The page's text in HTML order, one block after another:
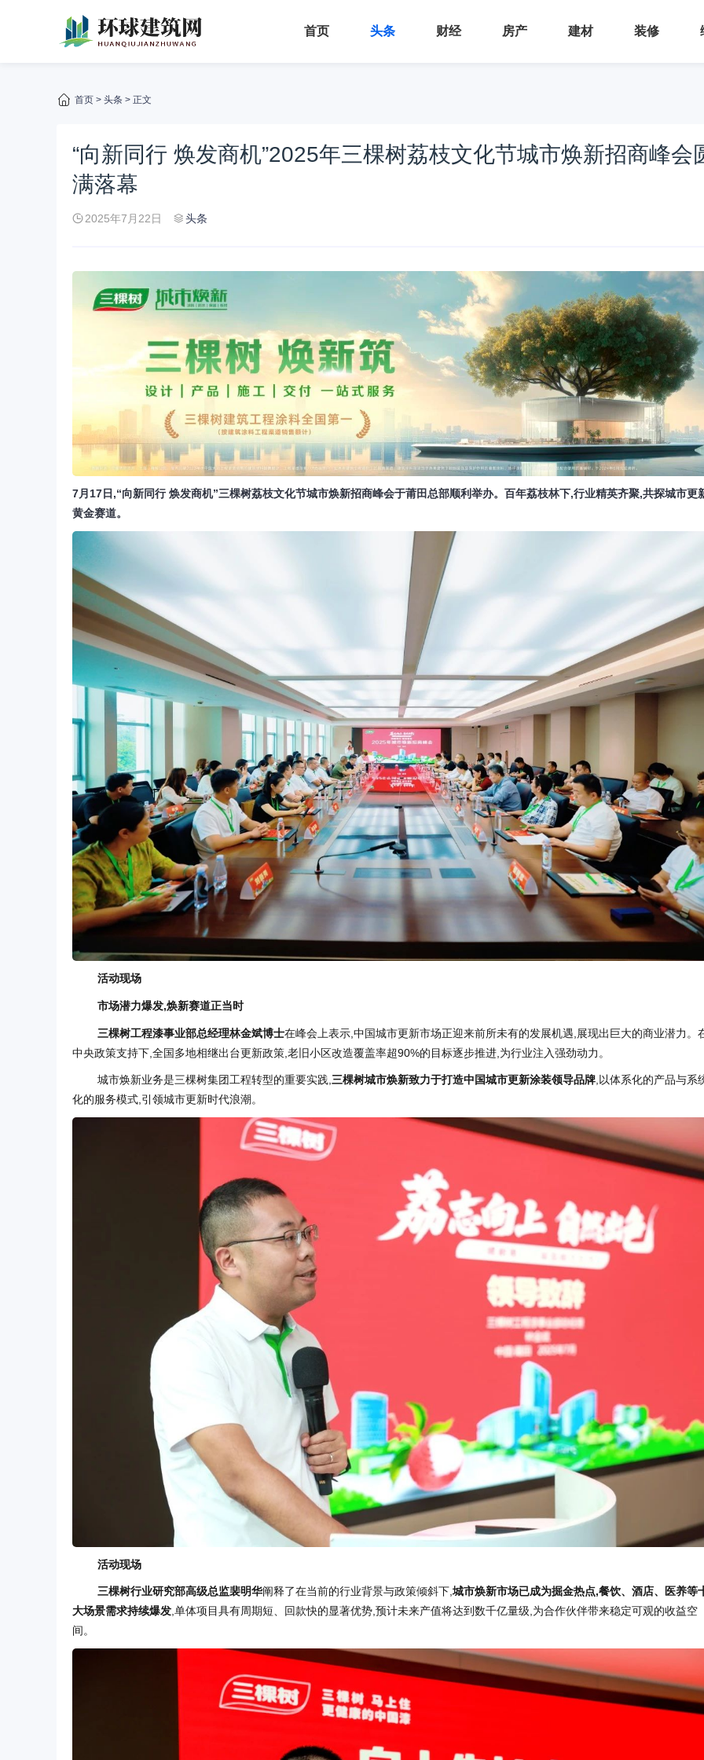
首页 头条 财经 房产 建材 装修
首页 > 头条 > 正文
“向新同行 焕发商机”2025年三棵树荔枝文化节城市焕新招商峰会
满落幕
2025年7月22日 头条
7月17日,“向新同行 焕发商机”三棵树荔枝文化节城市焕新招商峰会于莆田总部顺利举办。百年荔枝林下,行业精英齐聚,共探城市更
黄金赛道。
活动现场
市场潜力爆发,焕新赛道正当时
三棵树工程漆事业部总经理林金斌博士在峰会上表示,中国城市更新市场正迎来前所未有的发展机遇,展现出巨大的商业潜力。
中央政策支持下,全国多地相继出台更新政策,老旧小区改造覆盖率超90%的目标逐步推进,为行业注入强劲动力。
城市焕新业务是三棵树集团工程转型的重要实践,三棵树城市焕新致力于打造中国城市更新涂装领导品牌,以体系化的产品与系
化的服务模式,引领城市更新时代浪潮。
活动现场
三棵树行业研究部高级总监裴明华阐释了在当前的行业背景与政策倾斜下,城市焕新市场已成为掘金热点,餐饮、酒店、医养等
大场景需求持续爆发,单体项目具有周期短、回款快的显著优势,预计未来产值将达到数千亿量级,为合作伙伴带来稳定可观的收益空
间。